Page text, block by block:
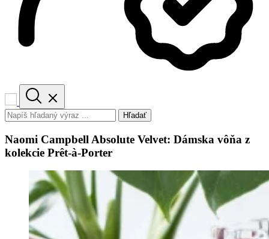
Hľadať
Naomi Campbell Absolute Velvet: Dámska vôňa z
kolekcie Prêt-à-Porter